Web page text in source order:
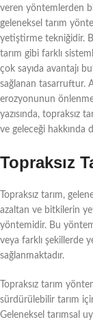
veren yöntemlerden
geleneksel tarım
yetiştirme tekniğidir.
tarım gibi farklı
çok sayıda avantajı
sağlanan tasarruftur.
erozyonunun
yazısında, topraksız
ve geleceği hakkında
Topraksız
Topraksız tarım,
azaltan ve bitkilerin
yöntemidir. Bu
veya farklı şekillerde
sağlanmaktadır.
Topraksız tarım
sürdürülebilir tarım
Geleneksel tarımsal